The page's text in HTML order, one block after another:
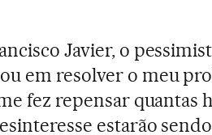
Javier, o
em resolver o meu
fez repensar quantas
estarão